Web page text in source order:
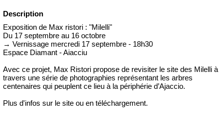
Description
Exposition de Max ristori : "Milelli"
Du 17 septembre au 16 octobre
→ Vernissage mercredi 17 septembre - 18h30
Espace Diamant - Aiacciu
Avec ce projet, Max Ristori propose de revisiter le site des Milelli à
travers une série de photographies représentant les arbres
centenaires qui peuplent ce lieu à la périphérie d’Ajaccio.
Plus d'infos sur le site ou en téléchargement.